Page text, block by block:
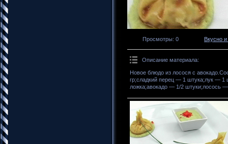
Просмотры: 0 Вкусно
Описание материала:
Новое блюдо из лосося с
гр;сладкий перец — 1 штука;лук — 1
ложка;авокадо — 1/2 штуки;лосось